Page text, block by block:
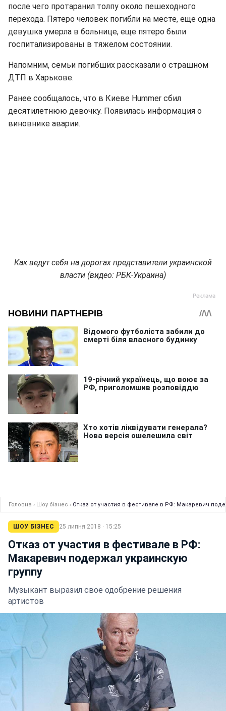
после чего протаранил толпу около пешеходного
перехода. Пятеро человек погибли на месте, еще одна
девушка умерла в больнице, еще пятеро были
госпитализированы в тяжелом состоянии.
Напомним, семьи погибших рассказали о страшном
ДТП в Харькове.
Ранее сообщалось, что в Киеве Hummer сбил
десятилетнюю девочку. Появилась информация о
виновнике аварии.
Как ведут себя на дорогах представители украинской
власти (видео: РБК-Украина)
Головна › Шоу бізнес › Отказ от участия в фестивале в РФ: Макаревич
ШОУ БІЗНЕС 25 липня 2018 · 15:25
Отказ от участия в фестивале в РФ:
Макаревич подержал украинскую
группу
Музыкант выразил свое одобрение решения
артистов